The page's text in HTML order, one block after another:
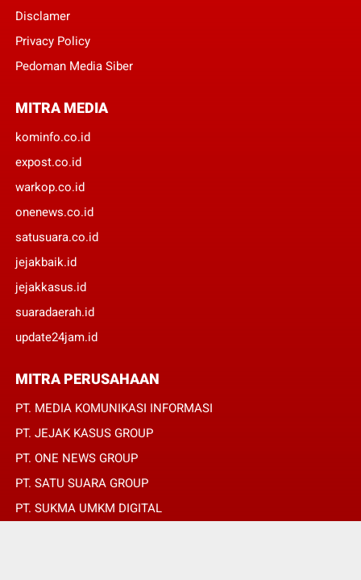
Disclamer
Privacy Policy
Pedoman Media Siber
MITRA MEDIA
kominfo.co.id
expost.co.id
warkop.co.id
onenews.co.id
satusuara.co.id
jejakbaik.id
jejakkasus.id
suaradaerah.id
update24jam.id
MITRA PERUSAHAAN
PT. MEDIA KOMUNIKASI INFORMASI
PT. JEJAK KASUS GROUP
PT. ONE NEWS GROUP
PT. SATU SUARA GROUP
PT. SUKMA UMKM DIGITAL